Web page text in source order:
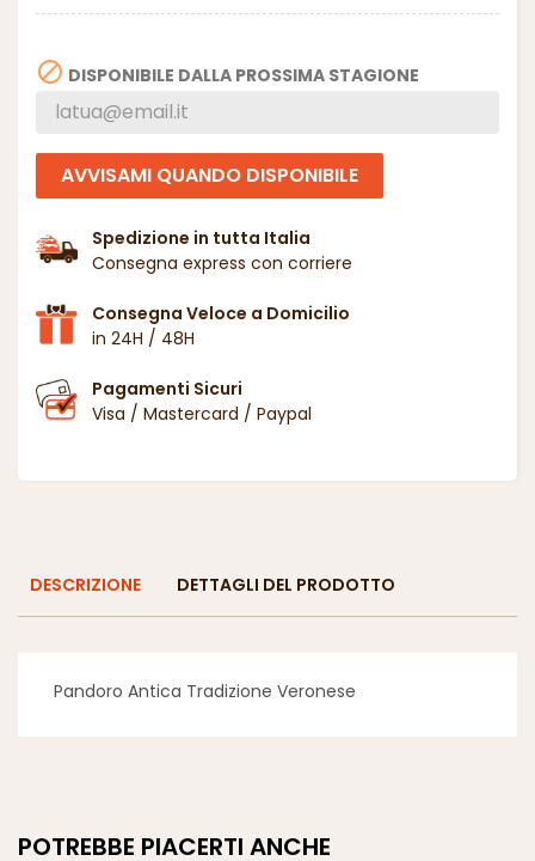
 DISPONIBILE DALLA PROSSIMA STAGIONE
AVVISAMI QUANDO DISPONIBILE
Spedizione in tutta Italia
Consegna express con corriere
Consegna Veloce a Domicilio
in 24H / 48H
Pagamenti Sicuri
Visa / Mastercard / Paypal
DESCRIZIONE DETTAGLI DEL PRODOTTO
Pandoro Antica Tradizione Veronese
POTREBBE PIACERTI ANCHE